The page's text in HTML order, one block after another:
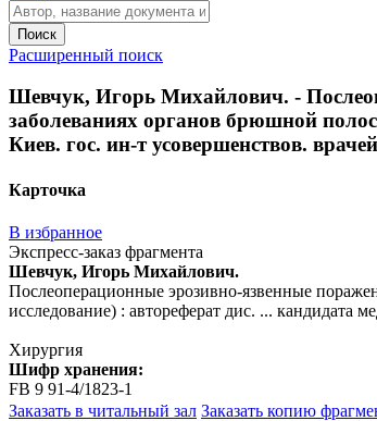
Поиск
Расширенный поиск
Шевчук, Игорь Михайлович. -
заболеваниях органов брюшной
Киев. гос. ин-т усовершенствов.
Карточка
В избранное
Экспресс-заказ фрагмента
Шевчук, Игорь Михайлович.
Послеоперационные эрозивно-язвенные
исследование) : автореферат дис. ... кандидата
Хирургия
Шифр хранения:
FB 9 91-4/1823-1
Заказать в читальный зал Заказать копию